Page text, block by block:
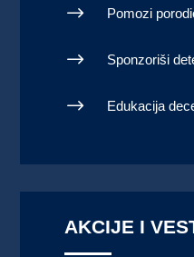
$ Pomozi
$ Sponzoriši
$ Edukacija
AKCIJE I